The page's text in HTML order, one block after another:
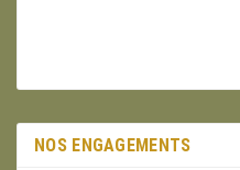
NOS ENGAGEMENTS